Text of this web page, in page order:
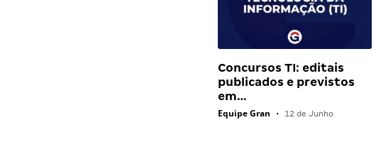
Concursos TI: editais
publicados e previstos
em…
Equipe Gran • 12 de Junho